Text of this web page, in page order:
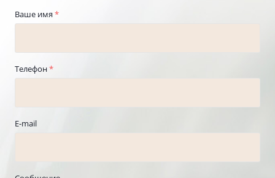
Ваше имя *
Телефон*
E-mail